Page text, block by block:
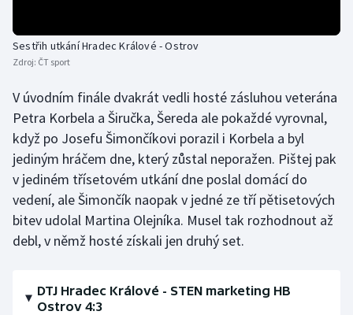
Krasobruslení
Lezení
Lyže a snowboard
Moderní pětiboj
Motorsport
Olympijské hry
Parasport
Sestřih utkání Hradec Králové - Ostrov
Zdroj: ČT sport
V úvodním finále dvakrát vedli hosté zásluhou veterána
Petra Korbela a Širučka, Šereda ale pokaždé vyrovnal,
když po Josefu Šimončíkovi porazil i Korbela a byl
jediným hráčem dne, který zůstal neporažen. Pištej pak
v jediném třísetovém utkání dne poslal domácí do
vedení, ale Šimončík naopak v jedné ze tří pětisetových
bitev udolal Martina Olejníka. Musel tak rozhodnout až
debl, v němž hosté získali jen druhý set.
DTJ Hradec Králové - STEN marketing HB
Ostrov 4:3